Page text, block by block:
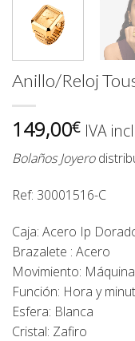
Anillo/Reloj
149,00€ IVA
Bolaños Joyero
Ref: 30001516-C
Caja: Acero Ip
Brazalete : Acero
Movimiento:
Función: Hora y
Esfera: Blanca
Cristal: Zafiro